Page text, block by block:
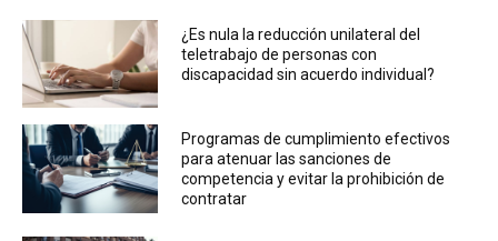
¿Es nula la reducción unilateral del
teletrabajo de personas con
discapacidad sin acuerdo individual?
Programas de cumplimiento efectivos
para atenuar las sanciones de
competencia y evitar la prohibición de
contratar